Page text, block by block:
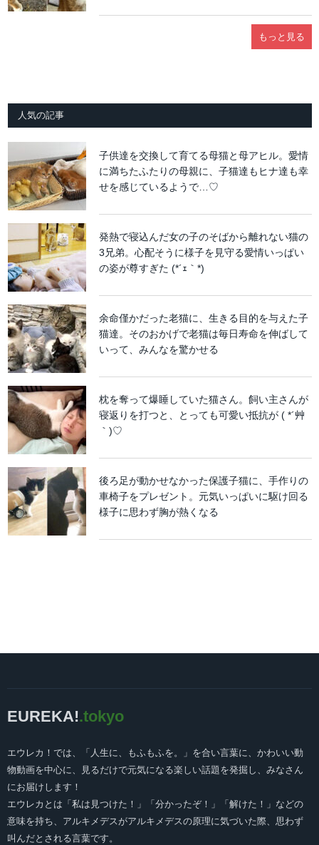
もっと見る
人気の記事
子供達を交換して育てる母猫と母アヒル。愛情
に満ちたふたりの母親に、子猫達もヒナ達も幸
せを感じているようで…♡
発熱で寝込んだ女の子のそばから離れない猫の
3兄弟。心配そうに様子を見守る愛情いっぱい
の姿が尊すぎた (*´ｪ｀*)
余命僅かだった老猫に、生きる目的を与えた子
猫達。そのおかげで老猫は毎日寿命を伸ばして
いって、みんなを驚かせる
枕を奪って爆睡していた猫さん。飼い主さんが
寝返りを打つと、とっても可愛い抵抗が ( *´艸
｀)♡
後ろ足が動かせなかった保護子猫に、手作りの
車椅子をプレゼント。元気いっぱいに駆け回る
様子に思わず胸が熱くなる
EUREKA!.tokyo
エウレカ！では、「人生に、もふもふを。」を合い言葉に、かわいい動
物動画を中心に、見るだけで元気になる楽しい話題を発掘し、みなさん
にお届けします！
エウレカとは「私は見つけた！」「分かったぞ！」「解けた！」などの
意味を持ち、アルキメデスがアルキメデスの原理に気づいた際、思わず
叫んだとされる言葉です。